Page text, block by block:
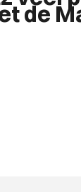
de